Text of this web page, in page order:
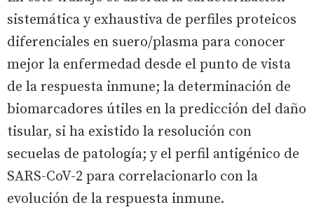
sistemática y exhaustiva de perfiles proteicos
diferenciales en suero/plasma para conocer
mejor la enfermedad desde el punto de vista
de la respuesta inmune; la determinación de
biomarcadores útiles en la predicción del daño
tisular, si ha existido la resolución con
secuelas de patología; y el perfil antigénico de
SARS-CoV-2 para correlacionarlo con la
evolución de la respuesta inmune.